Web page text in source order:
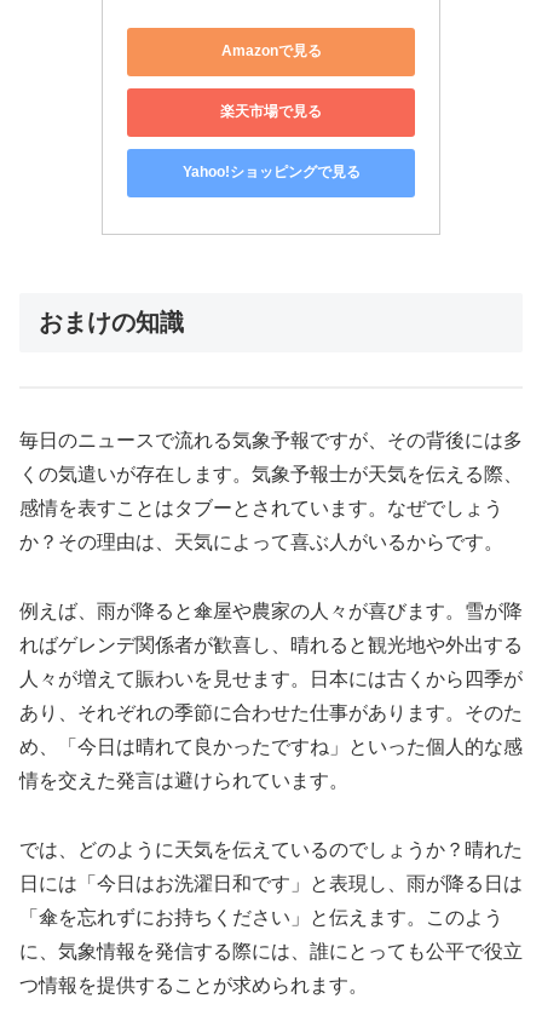
Amazonで見る
楽天市場で見る
Yahoo!ショッピングで見る
おまけの知識
毎日のニュースで流れる気象予報ですが、その背後には多
くの気遣いが存在します。気象予報士が天気を伝える際、
感情を表すことはタブーとされています。なぜでしょう
か？その理由は、天気によって喜ぶ人がいるからです。
例えば、雨が降ると傘屋や農家の人々が喜びます。雪が降
ればゲレンデ関係者が歓喜し、晴れると観光地や外出する
人々が増えて賑わいを見せます。日本には古くから四季が
あり、それぞれの季節に合わせた仕事があります。そのた
め、「今日は晴れて良かったですね」といった個人的な感
情を交えた発言は避けられています。
では、どのように天気を伝えているのでしょうか？晴れた
日には「今日はお洗濯日和です」と表現し、雨が降る日は
「傘を忘れずにお持ちください」と伝えます。このよう
に、気象情報を発信する際には、誰にとっても公平で役立
つ情報を提供することが求められます。